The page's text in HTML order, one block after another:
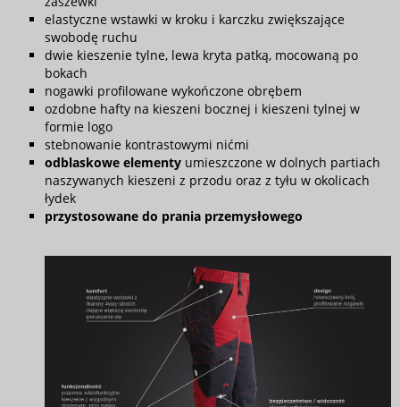
elastyczne wstawki w kroku i karczku zwiększające
swobodę ruchu
dwie kieszenie tylne, lewa kryta patką, mocowaną po
bokach
nogawki profilowane wykończone obrębem
ozdobne hafty na kieszeni bocznej i kieszeni tylnej w
formie logo
stebnowanie kontrastowymi nićmi
odblaskowe elementy umieszczone w dolnych partiach
naszywanych kieszeni z przodu oraz z tyłu w okolicach
łydek
przystosowane do prania przemysłowego